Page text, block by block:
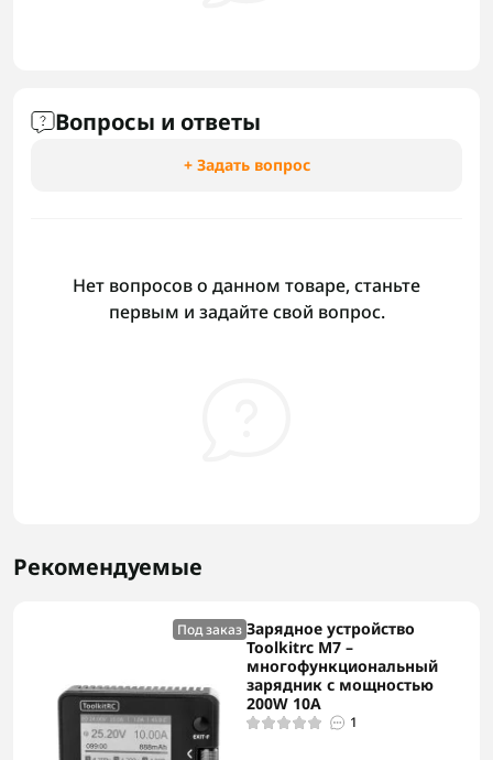
Вопросы и ответы
+ Задать вопрос
Нет вопросов о данном товаре, станьте
первым и задайте свой вопрос.
Рекомендуемые
Под заказ Зарядное устройство
Toolkitrc M7 –
многофункциональный
зарядник с мощностью
200W 10A
1